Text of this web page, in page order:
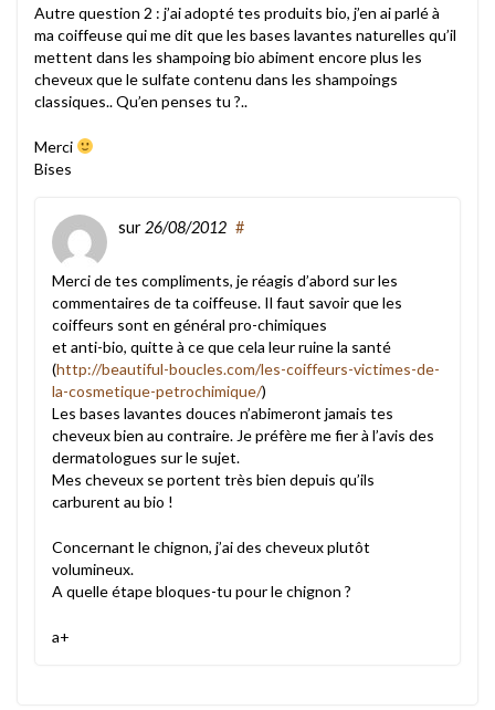
Autre question 2 : j’ai adopté tes produits bio, j’en ai parlé à
ma coiffeuse qui me dit que les bases lavantes naturelles qu’il
mettent dans les shampoing bio abiment encore plus les
cheveux que le sulfate contenu dans les shampoings
classiques.. Qu’en penses tu ?..
Merci
Bises
sur 26/08/2012 #
Merci de tes compliments, je réagis d’abord sur les
commentaires de ta coiffeuse. Il faut savoir que les
coiffeurs sont en général pro-chimiques
et anti-bio, quitte à ce que cela leur ruine la santé
(http://beautiful-boucles.com/les-coiffeurs-victimes-de-
la-cosmetique-petrochimique/)
Les bases lavantes douces n’abimeront jamais tes
cheveux bien au contraire. Je préfère me fier à l’avis des
dermatologues sur le sujet.
Mes cheveux se portent très bien depuis qu’ils
carburent au bio !
Concernant le chignon, j’ai des cheveux plutôt
volumineux.
A quelle étape bloques-tu pour le chignon ?
a+